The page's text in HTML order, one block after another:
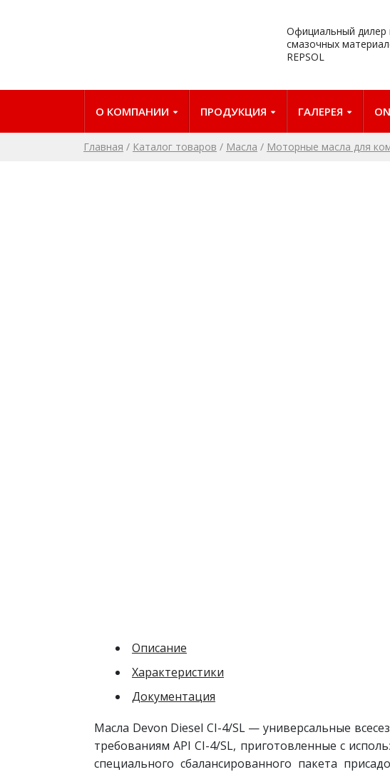
Официальный дилер
смазочных
REPSOL
О КОМПАНИИ ПРОДУКЦИЯ ГАЛЕРЕЯ
Главная / Каталог товаров / Масла / Моторные масла для
Описание
Характеристики
Документация
Масла Devon Diesel CI-4/SL — универсальные
требованиям API CI-4/SL, приготовленные с
специального сбалансированного пакета